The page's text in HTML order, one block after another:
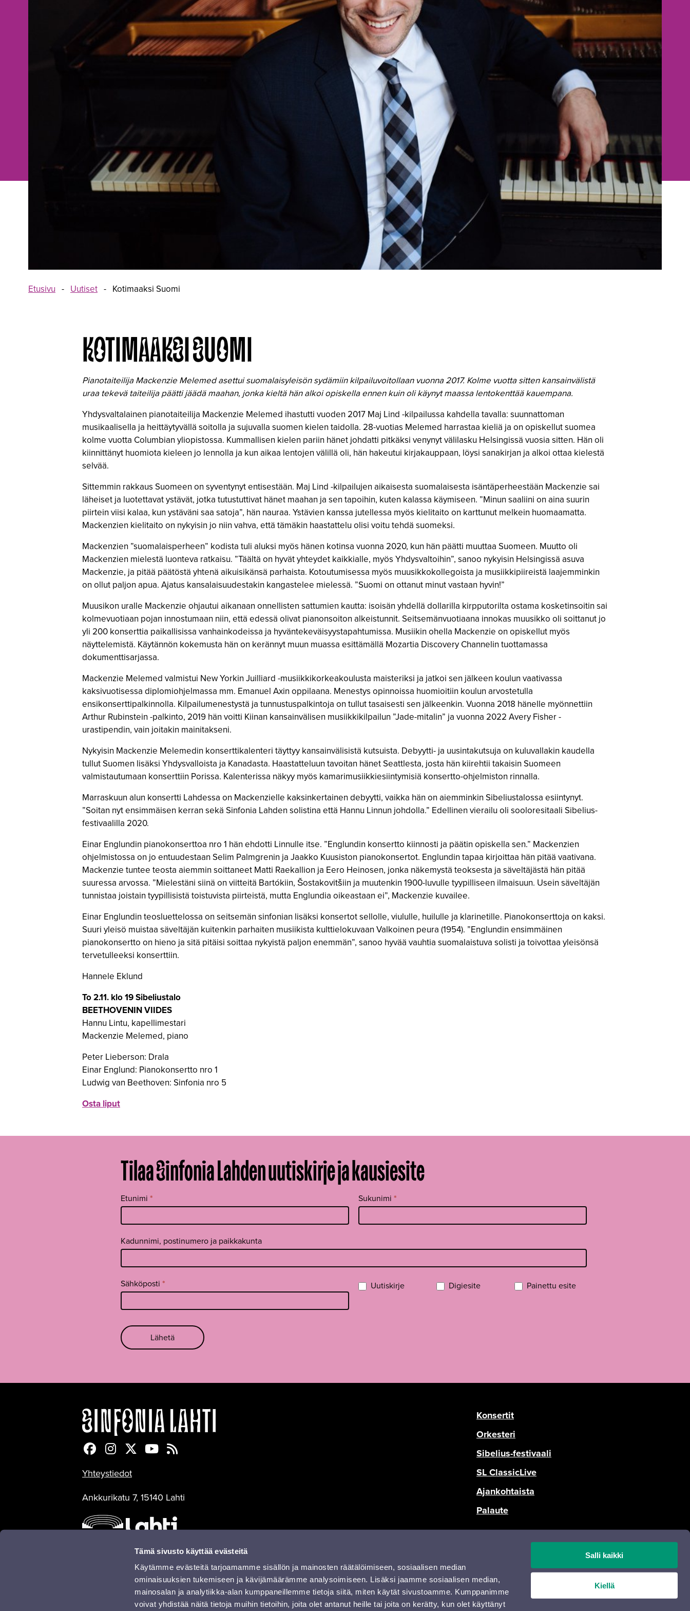
Tämä sivusto käyttää evästeitä
Käytämme evästeitä tarjoamamme sisällön ja mainosten räätälöimiseen, sosiaalisen median
ominaisuuksien tukemiseen ja kävijämäärämme analysoimiseen. Lisäksi jaamme sosiaalisen median,
mainosalan ja analytiikka-alan kumppaneillemme tietoja siitä, miten käytät sivustoamme. Kumppanimme
voivat yhdistää näitä tietoja muihin tietoihin, joita olet antanut heille tai joita on kerätty, kun olet käyttänyt
Salli kaikki
Kiellä
Etusivu - Uutiset - Kotimaaksi Suomi
KOTIMAAKSI SUOMI
Pianotaiteilija Mackenzie Melemed asettui suomalaisyleisön sydämiin kilpailuvoitollaan vuonna 2017. Kolme vuotta sitten kansainvälistä
uraa tekevä taiteilija päätti jäädä maahan, jonka kieltä hän alkoi opiskella ennen kuin oli käynyt maassa lentokenttää kauempana.
Yhdysvaltalainen pianotaiteilija Mackenzie Melemed ihastutti vuoden 2017 Maj Lind -kilpailussa kahdella tavalla: suunnattoman
musikaalisella ja heittäytyvällä soitolla ja sujuvalla suomen kielen taidolla. 28-vuotias Melemed harrastaa kieliä ja on opiskellut suomea
kolme vuotta Columbian yliopistossa. Kummallisen kielen pariin hänet johdatti pitkäksi venynyt välilasku Helsingissä vuosia sitten. Hän oli
kiinnittänyt huomiota kieleen jo lennolla ja kun aikaa lentojen välillä oli, hän hakeutui kirjakauppaan, löysi sanakirjan ja alkoi ottaa kielestä
selvää.
Sittemmin rakkaus Suomeen on syventynyt entisestään. Maj Lind -kilpailujen aikaisesta suomalaisesta isäntäperheestään Mackenzie sai
läheiset ja luotettavat ystävät, jotka tutustuttivat hänet maahan ja sen tapoihin, kuten kalassa käymiseen. ”Minun saaliini on aina suurin
piirtein viisi kalaa, kun ystäväni saa satoja”, hän nauraa. Ystävien kanssa jutellessa myös kielitaito on karttunut melkein huomaamatta.
Mackenzien kielitaito on nykyisin jo niin vahva, että tämäkin haastattelu olisi voitu tehdä suomeksi.
Mackenzien ”suomalaisperheen” kodista tuli aluksi myös hänen kotinsa vuonna 2020, kun hän päätti muuttaa Suomeen. Muutto oli
Mackenzien mielestä luonteva ratkaisu. ”Täältä on hyvät yhteydet kaikkialle, myös Yhdysvaltoihin”, sanoo nykyisin Helsingissä asuva
Mackenzie, ja pitää päätöstä yhtenä aikuisikänsä parhaista. Kotoutumisessa myös muusikkokollegoista ja musiikkipiireistä laajemminkin
on ollut paljon apua. Ajatus kansalaisuudestakin kangastelee mielessä. ”Suomi on ottanut minut vastaan hyvin!”
Muusikon uralle Mackenzie ohjautui aikanaan onnellisten sattumien kautta: isoisän yhdellä dollarilla kirpputorilta ostama kosketinsoitin sai
kolmevuotiaan pojan innostumaan niin, että edessä olivat pianonsoiton alkeistunnit. Seitsemänvuotiaana innokas muusikko oli soittanut jo
yli 200 konserttia paikallisissa vanhainkodeissa ja hyväntekeväisyystapahtumissa. Musiikin ohella Mackenzie on opiskellut myös
näyttelemistä. Käytännön kokemusta hän on kerännyt muun muassa esittämällä Mozartia Discovery Channelin tuottamassa
dokumenttisarjassa.
Mackenzie Melemed valmistui New Yorkin Juilliard -musiikkikorkeakoulusta maisteriksi ja jatkoi sen jälkeen koulun vaativassa
kaksivuotisessa diplomiohjelmassa mm. Emanuel Axin oppilaana. Menestys opinnoissa huomioitiin koulun arvostetulla
ensikonserttipalkinnolla. Kilpailumenestystä ja tunnustuspalkintoja on tullut tasaisesti sen jälkeenkin. Vuonna 2018 hänelle myönnettiin
Arthur Rubinstein -palkinto, 2019 hän voitti Kiinan kansainvälisen musiikkikilpailun ”Jade-mitalin” ja vuonna 2022 Avery Fisher -
urastipendin, vain joitakin mainitakseni.
Nykyisin Mackenzie Melemedin konserttikalenteri täyttyy kansainvälisistä kutsuista. Debyytti- ja uusintakutsuja on kuluvallakin kaudella
tullut Suomen lisäksi Yhdysvalloista ja Kanadasta. Haastatteluun tavoitan hänet Seattlesta, josta hän kiirehtii takaisin Suomeen
valmistautumaan konserttiin Porissa. Kalenterissa näkyy myös kamarimusiikkiesiintymisiä konsertto-ohjelmiston rinnalla.
Marraskuun alun konsertti Lahdessa on Mackenzielle kaksinkertainen debyytti, vaikka hän on aiemminkin Sibeliustalossa esiintynyt.
”Soitan nyt ensimmäisen kerran sekä Sinfonia Lahden solistina että Hannu Linnun johdolla.” Edellinen vierailu oli sooloresitaali Sibelius-
festivaalilla 2020.
Einar Englundin pianokonserttoa nro 1 hän ehdotti Linnulle itse. ”Englundin konsertto kiinnosti ja päätin opiskella sen.” Mackenzien
ohjelmistossa on jo entuudestaan Selim Palmgrenin ja Jaakko Kuusiston pianokonsertot. Englundin tapaa kirjoittaa hän pitää vaativana.
Mackenzie tuntee teosta aiemmin soittaneet Matti Raekallion ja Eero Heinosen, jonka näkemystä teoksesta ja säveltäjästä hän pitää
suuressa arvossa. ”Mielestäni siinä on viitteitä Bartókiin, Šostakovitšiin ja muutenkin 1900-luvulle tyypilliseen ilmaisuun. Usein säveltäjän
tunnistaa joistain tyypillisistä toistuvista piirteistä, mutta Englundia oikeastaan ei”, Mackenzie kuvailee.
Einar Englundin teosluettelossa on seitsemän sinfonian lisäksi konsertot sellolle, viululle, huilulle ja klarinetille. Pianokonserttoja on kaksi.
Suuri yleisö muistaa säveltäjän kuitenkin parhaiten musiikista kulttielokuvaan Valkoinen peura (1954). ”Englundin ensimmäinen
pianokonsertto on hieno ja sitä pitäisi soittaa nykyistä paljon enemmän”, sanoo hyvää vauhtia suomalaistuva solisti ja toivottaa yleisönsä
tervetulleeksi konserttiin.
Hannele Eklund
To 2.11. klo 19 Sibeliustalo
BEETHOVENIN VIIDES
Hannu Lintu, kapellimestari
Mackenzie Melemed, piano
Peter Lieberson: Drala
Einar Englund: Pianokonsertto nro 1
Ludwig van Beethoven: Sinfonia nro 5
Osta liput
Tilaa Sinfonia Lahden uutiskirje ja kausiesite
Tilaa
uutiskirje
footer FI
Etunimi * Sukunimi*
Kadunnimi, postinumero ja paikkakunta
Sähköposti * Uutiskirje Digiesite Painettu esite
Lähetä
Sinfonia Lahti Facebookissa
Sinfonia Lahti Instagramissa
Sinfonia Lahti Twitterissä
Sinfonia Lahti YouTubessa
Sinfonia Lahti RSS-feed
Yhteystiedot
Ankkurikatu 7, 15140 Lahti
Konsertit
Orkesteri
Sibelius-festivaali
SL ClassicLive
Ajankohtaista
Palaute
Opas Online
Sinfonisesti yhdessä: